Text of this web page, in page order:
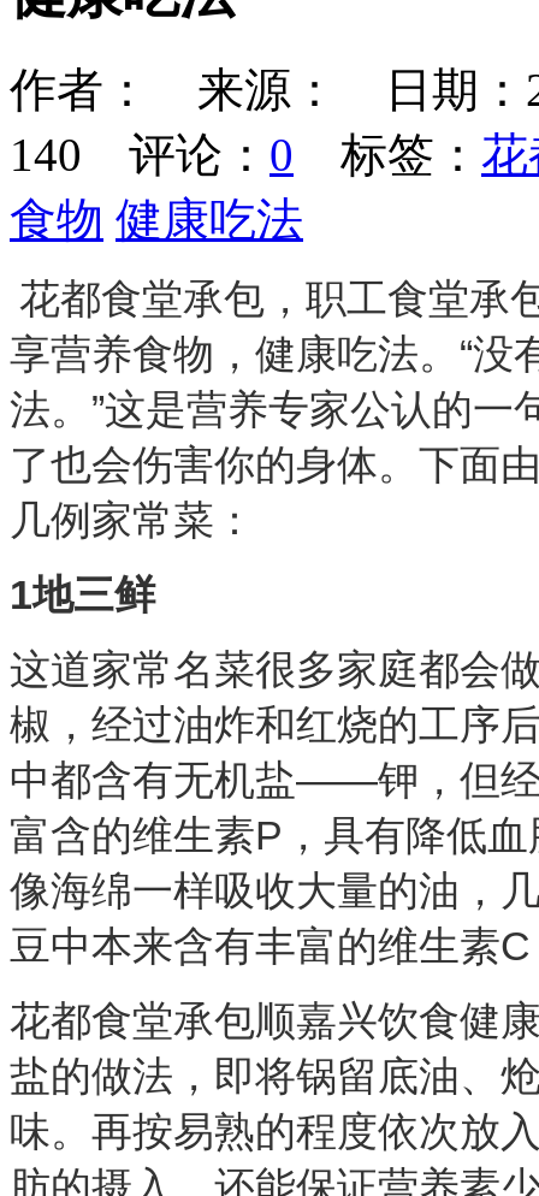
作者： 来源： 日期：
140 评论： 0 标签： 花
食物 健康吃法
花都食堂承包，职工食堂承
享营养食物，健康吃法。“
法。”这是营养专家公认的
了也会伤害你的身体。下面
几例家常菜：
1地三鲜
这道家常名菜很多家庭都会
椒，经过油炸和红烧的工序
中都含有无机盐——钾，但经
富含的维生素P，具有降低
像海绵一样吸收大量的油，
豆中本来含有丰富的维生素
花都食堂承包顺嘉兴饮食健
盐的做法，即将锅留底油、
味。再按易熟的程度依次放
肪的摄入，还能保证营养素